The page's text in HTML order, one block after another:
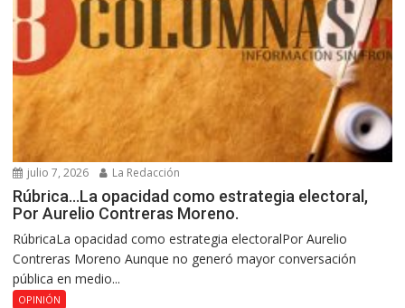
julio 7, 2026 La Redacción
Rúbrica…La opacidad como estrategia electoral,
Por Aurelio Contreras Moreno.
RúbricaLa opacidad como estrategia electoralPor Aurelio
Contreras Moreno Aunque no generó mayor conversación
pública en medio...
OPINIÓN